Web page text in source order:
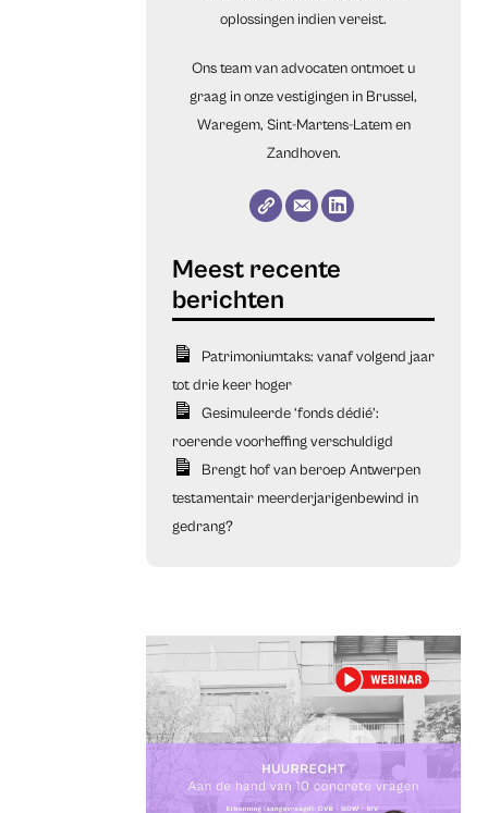
oplossingen indien vereist.
Ons team van advocaten ontmoet u
graag in onze vestigingen in Brussel,
Waregem, Sint-Martens-Latem en
Zandhoven.
Patrimoniumtaks: vanaf volgend jaar
tot drie keer hoger
Gesimuleerde ‘fonds dédié’:
roerende voorheffing verschuldigd
Brengt hof van beroep Antwerpen
testamentair meerderjarigenbewind in
gedrang?